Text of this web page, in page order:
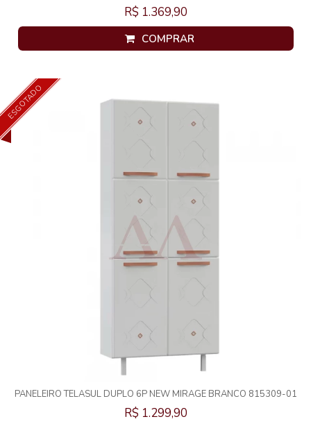
R$ 1.369,90
COMPRAR
ESGOTADO
PANELEIRO TELASUL DUPLO 6P NEW MIRAGE BRANCO 815309-01
R$ 1.299,90